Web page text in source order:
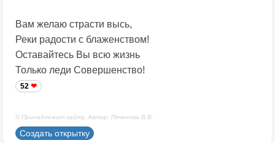
Вам желаю страсти высь,
Реки радости с блаженством!
Оставайтесь Вы всю жизнь
Только леди Совершенство!
52
© Принадлежит сайту. Автор: Печенова В.В.
Создать открытку